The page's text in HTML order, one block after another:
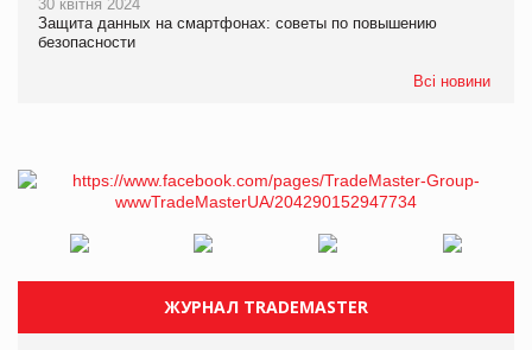
30 квітня 2024
Защита данных на смартфонах: советы по повышению
безопасности
Всі новини
ЖУРНАЛ TRADEMASTER